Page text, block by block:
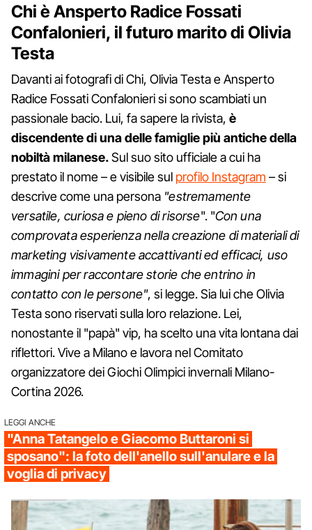
Chi è Ansperto Radice Fossati
Confalonieri, il futuro marito di Olivia
Testa
Davanti ai fotografi di Chi, Olivia Testa e Ansperto
Radice Fossati Confalonieri si sono scambiati un
passionale bacio. Lui, fa sapere la rivista, è
discendente di una delle famiglie più antiche della
nobiltà milanese.Sul suo sito ufficiale a cui ha
prestato il nome – e visibile sul profilo Instagram – si
descrive come una persona "estremamente
versatile, curiosa e pieno di risorse". "Con una
comprovata esperienza nella creazione di materiali di
marketing visivamente accattivanti ed efficaci, uso
immagini per raccontare storie che entrino in
contatto con le persone", si legge. Sia lui che Olivia
Testa sono riservati sulla loro relazione. Lei,
nonostante il "papà" vip, ha scelto una vita lontana dai
riflettori. Vive a Milano e lavora nel Comitato
organizzatore dei Giochi Olimpici invernali Milano-
Cortina 2026.
LEGGI ANCHE
"Anna Tatangelo e Giacomo Buttaroni si
sposano": la foto dell'anello sull'anulare e la
voglia di privacy